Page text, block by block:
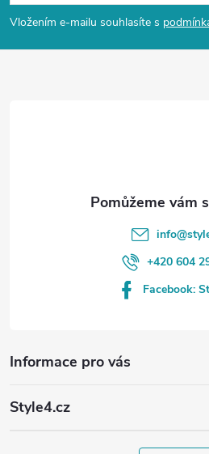
pVložením e-mailu souhlasíte s
Informace pro vás
Style4.cz
info@
+420 604
Facebook: